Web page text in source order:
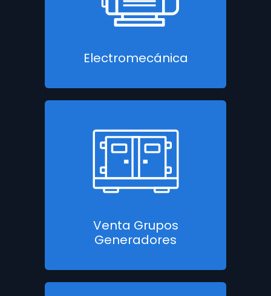
Electromecánica
Venta Grupos
Generadores